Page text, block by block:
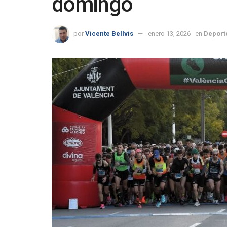
por Vicente Bellvis enero 13, 2026 en